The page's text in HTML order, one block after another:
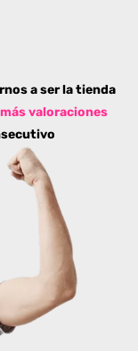
a ser la tienda
valoraciones